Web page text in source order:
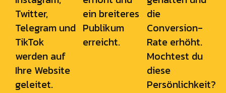
Twitter,
Telegram und
TikTok
werden auf
Ihre Website
geleitet.
ein breiteres
Publikum
erreicht.
die
Conversion-
Rate erhöht.
Mochtest du
diese
Persönlichkeit?